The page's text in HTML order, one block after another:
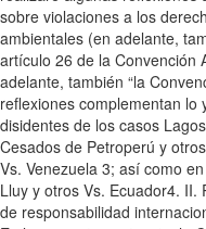
sobre violaciones a los
ambientales (en adelante,
artículo 26 de la Convención
adelante, también “la
reflexiones complementan
disidentes de los casos
Cesados de Petroperú y
Vs. Venezuela 3; así como
Lluy y otros Vs. Ecuador4. II.
de responsabilidad